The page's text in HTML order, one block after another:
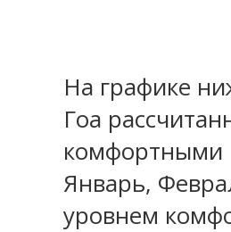
На графике
Гоа
комфортными
Январь,
уровнем